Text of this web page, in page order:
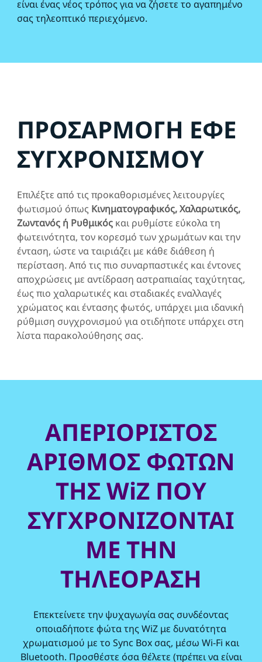
είναι ένας νέος τρόπος για να ζήσετε το αγαπημένο
σας τηλεοπτικό περιεχόμενο.
ΠΡΟΣΑΡΜΟΓΗ ΕΦΕ
ΣΥΓΧΡΟΝΙΣΜΟΥ
Επιλέξτε από τις προκαθορισμένες λειτουργίες
φωτισμού όπως Κινηματογραφικός, Χαλαρωτικός,
Ζωντανός ή Ρυθμικόςκαι ρυθμίστε εύκολα τη
φωτεινότητα, τον κορεσμό των χρωμάτων και την
ένταση, ώστε να ταιριάζει με κάθε διάθεση ή
περίσταση. Από τις πιο συναρπαστικές και έντονες
αποχρώσεις με αντίδραση αστραπιαίας ταχύτητας,
έως πιο χαλαρωτικές και σταδιακές εναλλαγές
χρώματος και έντασης φωτός, υπάρχει μια ιδανική
ρύθμιση συγχρονισμού για οτιδήποτε υπάρχει στη
λίστα παρακολούθησης σας.
ΑΠΕΡΙΟΡΙΣΤΟΣ
ΑΡΙΘΜΟΣ ΦΩΤΩΝ
ΤΗΣ WiZ ΠΟΥ
ΣΥΓΧΡΟΝΙΖΟΝΤΑΙ
ΜΕ ΤΗΝ
ΤΗΛΕΟΡΑΣΗ
Επεκτείνετε την ψυχαγωγία σας συνδέοντας
οποιαδήποτε φώτα της WiZ με δυνατότητα
χρωματισμού με το Sync Box σας, μέσω Wi-Fi και
Bluetooth. Προσθέστε όσα θέλετε (πρέπει να είναι